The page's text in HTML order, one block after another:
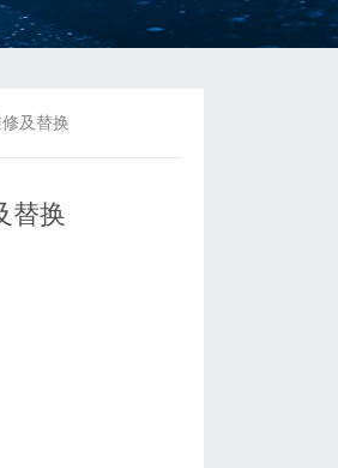
及替换
替换